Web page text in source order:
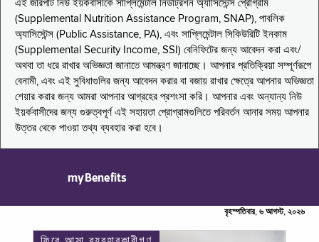
এই জরিপটি নিউ ইয়র্কবাসীকে সাপ্লিমেন্টাল নিউট্রিশন অ্যাসিস্টেন্স প্রোগ্রাম
(Supplemental Nutrition Assistance Program, SNAP), পাবলিক
অ্যাসিস্টেন্স (Public Assistance, PA), এবং সাপ্লিমেন্টাল সিকিউরিটি ইনকাম
(Supplemental Security Income, SSI) বেনিফিটের জন্য আবেদন করা এবং/
অথবা তা ধরে রাখার অভিজ্ঞতা জানাতে আমন্ত্রণ জানাচ্ছে। আপনার প্রতিক্রিয়া সম্পূর্ণরূপে
বেনামী, এবং এই সুবিধাগুলির জন্য আবেদন করার বা বজায় রাখার ক্ষেত্রে আপনার অভিজ্ঞতা
শেয়ার করার জন্য আমরা আপনার আগ্রহের প্রশংসা করি। আপনার এবং অন্যান্য নিউ
ইয়র্কবাসীদের জন্য গুরুত্বপূর্ণ এই সহায়তা প্রোগ্রামগুলিতে পরিবর্তন আনার সময় আপনার
উত্তর থেকে পাওয়া তথ্য ব্যবহার করা হবে।
myBenefits
বৃহস্পতিবার, ৬ আগস্ট, ২০২৬